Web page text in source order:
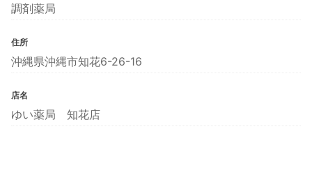
調剤薬局
住所
沖縄県沖縄市知花6-26-16
店名
ゆい薬局 知花店